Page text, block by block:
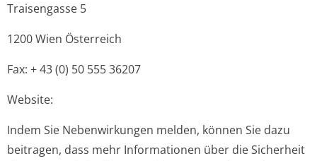
Traisengasse 5
1200 Wien Österreich
Fax: + 43 (0) 50 555 36207
Website:
Indem Sie Nebenwirkungen melden, können Sie dazu
beitragen, dass mehr Informationen über die Sicherheit